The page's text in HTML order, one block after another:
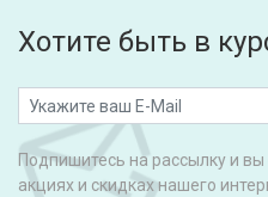
Хотите быть в
Подпишитесь на рассылку и вы
акциях и скидках нашего